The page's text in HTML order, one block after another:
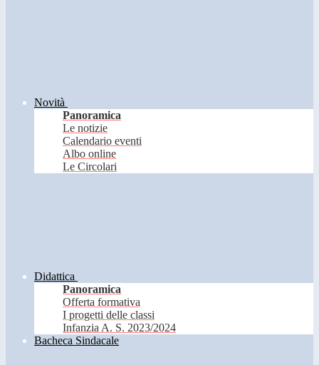
Novità
Panoramica
Le notizie
Calendario eventi
Albo online
Le Circolari
Didattica
Panoramica
Offerta formativa
I progetti delle classi
Infanzia A. S. 2023/2024
Bacheca Sindacale